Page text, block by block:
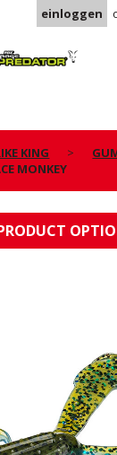
einloggen
KING
MONKEY